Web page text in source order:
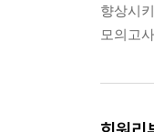
향상시
모의고